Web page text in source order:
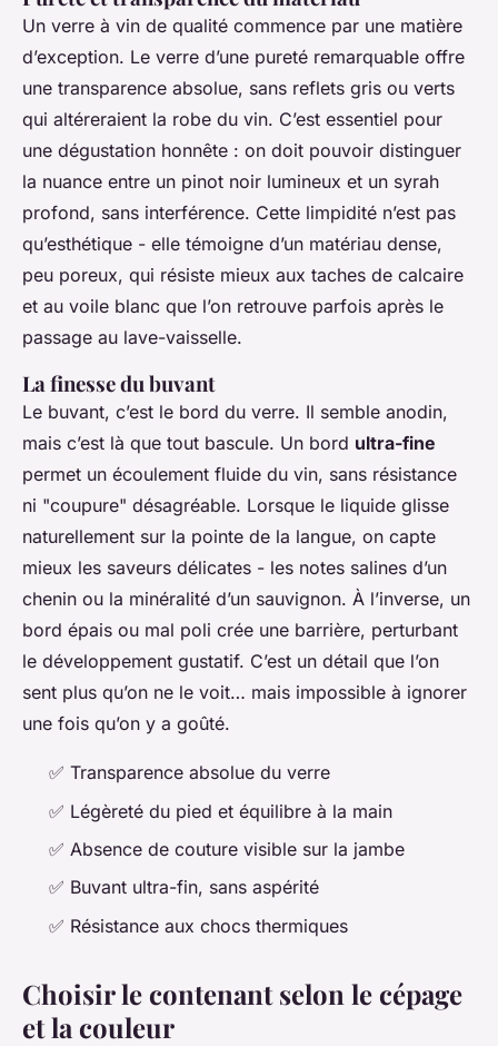
Un verre à vin de qualité commence par une matière
d’exception. Le verre d’une pureté remarquable offre
une transparence absolue, sans reflets gris ou verts
qui altéreraient la robe du vin. C’est essentiel pour
une dégustation honnête : on doit pouvoir distinguer
la nuance entre un pinot noir lumineux et un syrah
profond, sans interférence. Cette limpidité n’est pas
qu’esthétique - elle témoigne d’un matériau dense,
peu poreux, qui résiste mieux aux taches de calcaire
et au voile blanc que l’on retrouve parfois après le
passage au lave-vaisselle.
La finesse du buvant
Le buvant, c’est le bord du verre. Il semble anodin,
mais c’est là que tout bascule. Un bord ultra-fine
permet un écoulement fluide du vin, sans résistance
ni "coupure" désagréable. Lorsque le liquide glisse
naturellement sur la pointe de la langue, on capte
mieux les saveurs délicates - les notes salines d’un
chenin ou la minéralité d’un sauvignon. À l’inverse, un
bord épais ou mal poli crée une barrière, perturbant
le développement gustatif. C’est un détail que l’on
sent plus qu’on ne le voit… mais impossible à ignorer
une fois qu’on y a goûté.
✅ Transparence absolue du verre
✅ Légèreté du pied et équilibre à la main
✅ Absence de couture visible sur la jambe
✅ Buvant ultra-fin, sans aspérité
✅ Résistance aux chocs thermiques
Choisir le contenant selon le cépage
et la couleur